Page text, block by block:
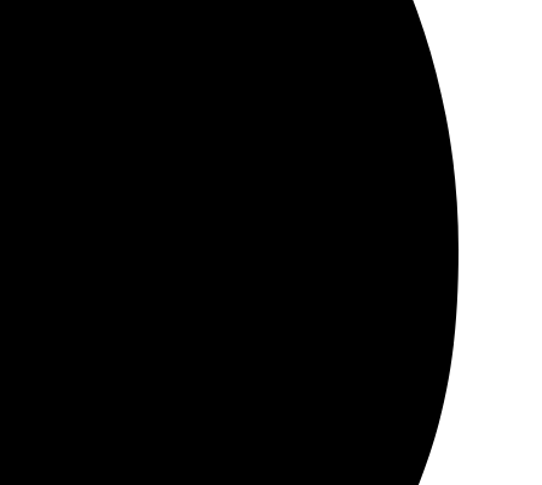
оказался простым и понятным: выбрала фото,
оказался простым и интуитивно понятным. Выбор
до доставки. Оперативность компании приятно
яркие цвета и отличная детализация.